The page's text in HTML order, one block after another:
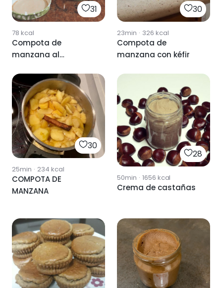
31
78 kcal
Compota de
manzana al
30
23min · 326 kcal
Compota de
manzana con kéfir
30
25min · 234 kcal
COMPOTA DE
MANZANA
28
50min · 1656 kcal
Crema de castañas